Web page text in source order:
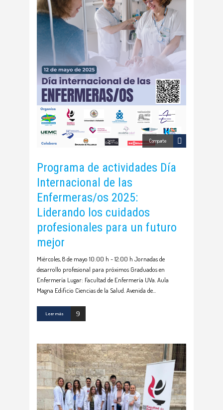
Comparte
Programa de actividades Día
Internacional de las
Enfermeras/os 2025:
Liderando los cuidados
profesionales para un futuro
mejor
Miércoles, 8 de mayo 10:00 h - 12:00 h Jornadas de
desarrollo profesional para próximos Graduados en
Enfermería Lugar: Facultad de Enfermería UVa. Aula
Magna Edificio Ciencias de la Salud. Avenida de
Leer más